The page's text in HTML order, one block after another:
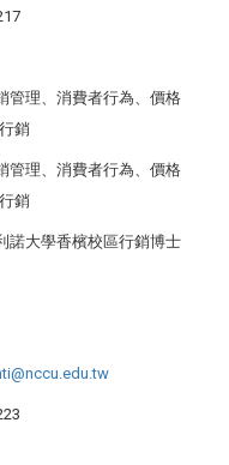
管理、消費者行為、價格
銷
管理、消費者行為、價格
銷
諾大學香檳校區行銷博士